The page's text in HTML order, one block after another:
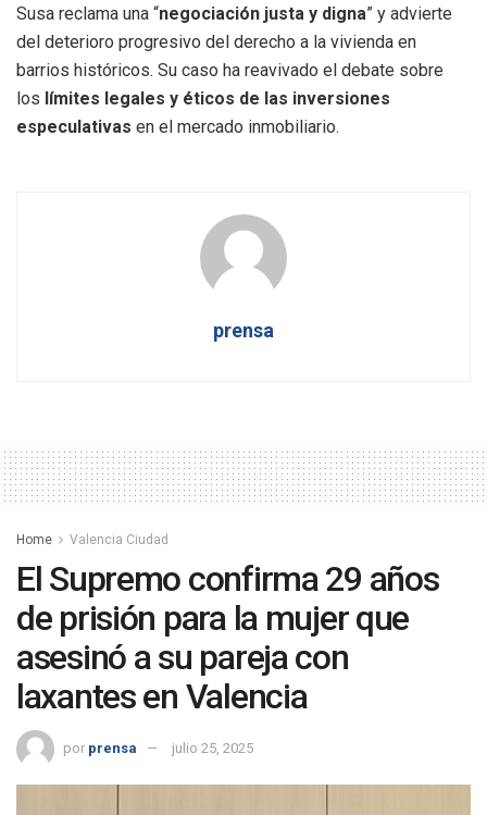
Susa reclama una “negociación justa y digna” y advierte
del deterioro progresivo del derecho a la vivienda en
barrios históricos. Su caso ha reavivado el debate sobre
los límites legales y éticos de las inversiones
especulativas en el mercado inmobiliario.
prensa
Home Valencia Ciudad
El Supremo confirma 29 años
de prisión para la mujer que
asesinó a su pareja con
laxantes en Valencia
por prensa julio 25, 2025